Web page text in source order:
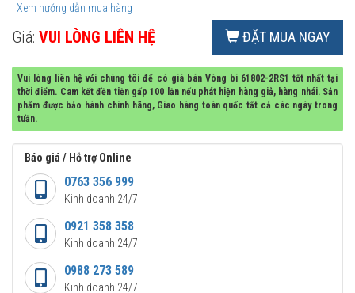
Xem hướng dẫn mua hàng
Giá: VUI LÒNG LIÊN HỆ ĐẶT MUA NGAY
Vui lòng liên hệ với chúng tôi để có giá bán Vòng bi 61802-2RS1 tốt nhất tại
thời điểm. Cam kết đền tiền gấp 100 lần nếu phát hiện hàng giả, hàng nhái. Sản
phẩm được bảo hành chính hãng, Giao hàng toàn quốc tất cả các ngày trong
tuần.
Báo giá / Hỗ trợ Online
0763 356 999
Kinh doanh 24/7
0921 358 358
Kinh doanh 24/7
0988 273 589
Kinh doanh 24/7